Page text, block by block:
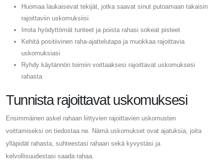
Huomaa laukaisevat tekijät, jotka saavat sinut putoamaan takaisin
rajoittaviin uskomuksiisi
Irrota hyödyttömät tunteet ja poista rahasi sokeat pisteet
Kehitä positiivinen raha-ajattelutapa ja muokkaa rajoittavia
uskomuksiasi
Ryhdy käytännön toimiin voittaaksesi rajoittavat uskomuksesi
rahasta
Tunnista rajoittavat uskomuksesi
Ensimmäinen askel rahaan liittyvien rajoittavien uskomusten
voittamiseksi on tiedostaa ne. Nämä uskomukset ovat ajatuksia, joita
ylläpidät rahasta, suhteestasi rahaan sekä kyvystäsi ja
kelvollisuudestasi saada rahaa.